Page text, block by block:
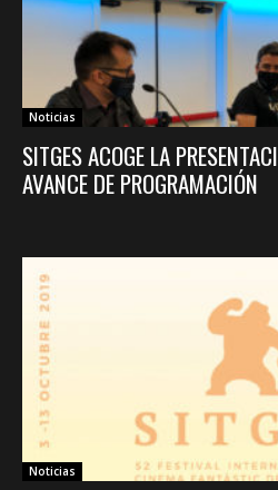
Noticias
SITGES ACOGE LA
AVANCE DE PROGRAMACIÓN
Noticias